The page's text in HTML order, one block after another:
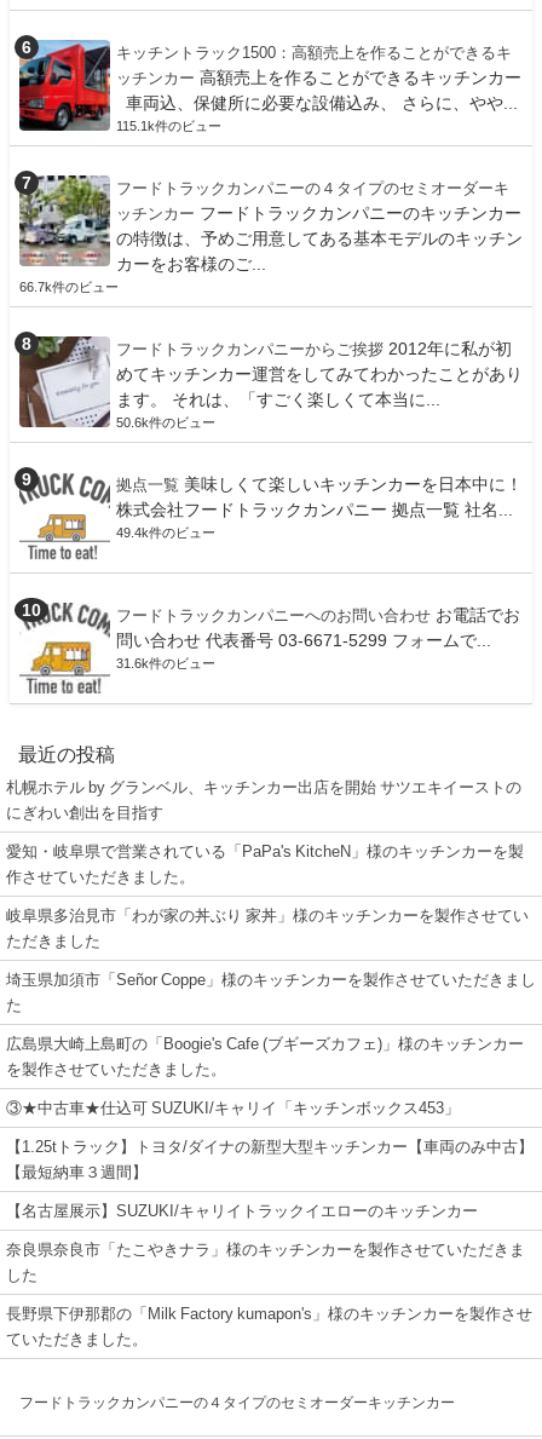
キッチントラック1500：高額売上を作ることができるキ
ッチンカー 高額売上を作ることができるキッチンカー
車両込、保健所に必要な設備込み、 さらに、やや...
115.1k件のビュー
フードトラックカンパニーの４タイプのセミオーダーキ
ッチンカー フードトラックカンパニーのキッチンカー
の特徴は、予めご用意してある基本モデルのキッチン
カーをお客様のご...
66.7k件のビュー
フードトラックカンパニーからご挨拶 2012年に私が初
めてキッチンカー運営をしてみてわかったことがあり
ます。 それは、「すごく楽しくて本当に...
50.6k件のビュー
拠点一覧 美味しくて楽しいキッチンカーを日本中に！
株式会社フードトラックカンパニー 拠点一覧 社名...
49.4k件のビュー
フードトラックカンパニーへのお問い合わせ お電話でお
問い合わせ 代表番号 03-6671-5299 フォームで...
31.6k件のビュー
最近の投稿
札幌ホテル by グランベル、キッチンカー出店を開始 サツエキイーストの
にぎわい創出を目指す
愛知・岐阜県で営業されている「PaPa's KitcheN」様のキッチンカーを製
作させていただきました。
岐阜県多治見市「わが家の丼ぶり 家丼」様のキッチンカーを製作させてい
ただきました
埼玉県加須市「Señor Coppe」様のキッチンカーを製作させていただきまし
た
広島県大崎上島町の「Boogie's Cafe (ブギーズカフェ)」様のキッチンカー
を製作させていただきました。
③★中古車★仕込可 SUZUKI/キャリイ「キッチンボックス453」
【1.25tトラック】トヨタ/ダイナの新型大型キッチンカー【車両のみ中古】
【最短納車３週間】
【名古屋展示】SUZUKI/キャリイトラックイエローのキッチンカー
奈良県奈良市「たこやきナラ」様のキッチンカーを製作させていただきま
した
長野県下伊那郡の「Milk Factory kumapon's」様のキッチンカーを製作させ
ていただきました。
フードトラックカンパニーの４タイプのセミオーダーキッチンカー